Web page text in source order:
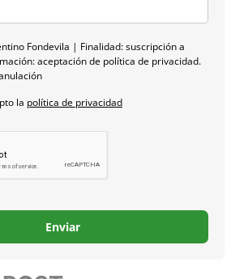
Fondevila | Finalidad: suscripción a
aceptación de política de privacidad.
la política de privacidad
Enviar